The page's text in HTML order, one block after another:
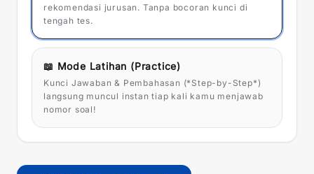
rekomendasi jurusan. Tanpa bocoran kunci di
tengah tes.
📖 Mode Latihan (Practice)
Kunci Jawaban & Pembahasan (*Step-by-Step*)
langsung muncul instan tiap kali kamu menjawab
nomor soal!